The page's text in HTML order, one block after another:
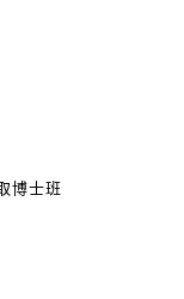
博士班